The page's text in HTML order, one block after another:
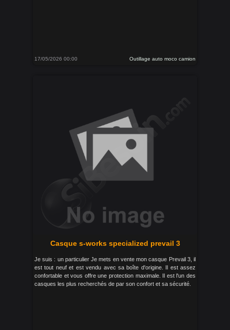
17/05/2026 00:00 Outillage auto moco camion
Casque s-works specialized prevail 3
Je suis : un particulier Je mets en vente mon casque Prevail 3, il
est tout neuf et est vendu avec sa boîte d'origine. Il est assez
confortable et vous offre une protection maximale. Il est l'un des
casques les plus recherchés de par son confort et sa sécurité.